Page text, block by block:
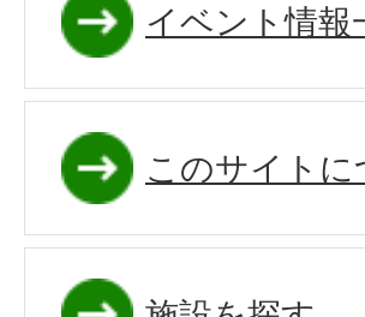
イベント情報
このサイトに